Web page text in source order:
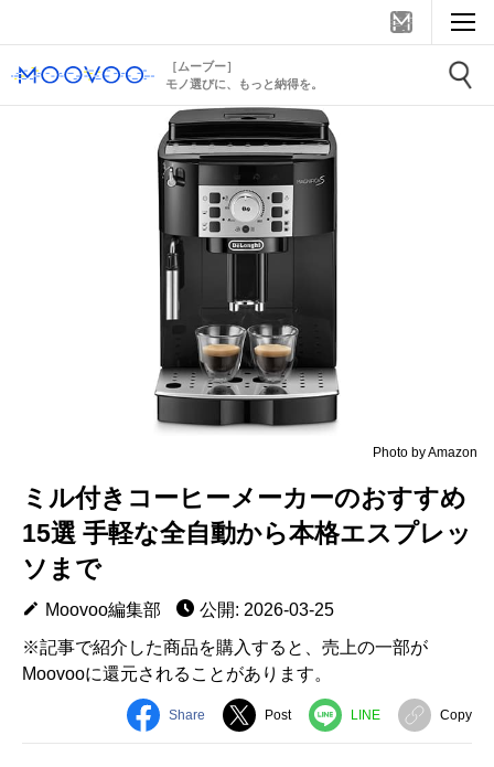
［ムーブー］
モノ選びに、もっと納得を。
Photo by Amazon
ミル付きコーヒーメーカーのおすすめ
15選 手軽な全自動から本格エスプレッ
ソまで
Moovoo編集部
公開: 2026-03-25
※記事で紹介した商品を購入すると、売上の一部が
Moovooに還元されることがあります。
Share Post LINE Copy